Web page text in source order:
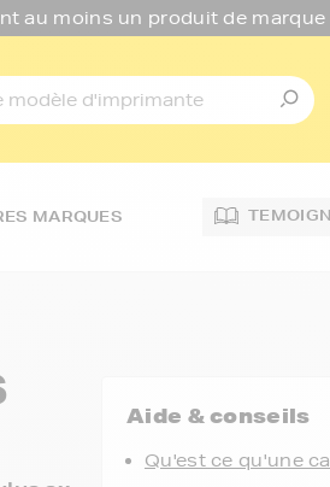
au moins un produit de marque
MARQUES
Aide & conseils
Qu'est ce qu'une